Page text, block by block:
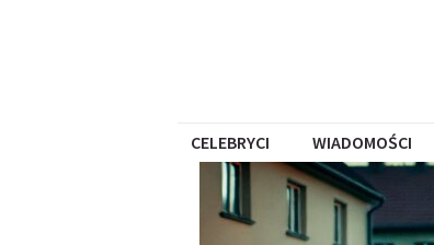
CELEBRYCI WIADOMOŚCI